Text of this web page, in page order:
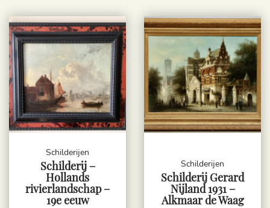
Schilderijen
Schilderij –
Hollands
rivierlandschap –
19e eeuw
Schilderijen
Schilderij Gerard
Nijland 1931 –
Alkmaar de Waag